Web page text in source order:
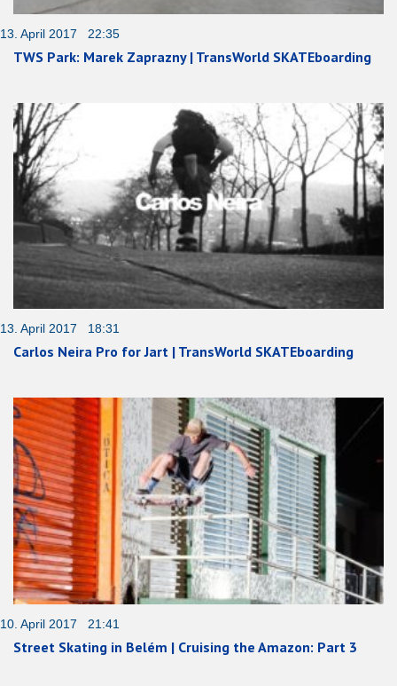
13. April 2017 22:35
TWS Park: Marek Zaprazny | TransWorld SKATEboarding
13. April 2017 18:31
Carlos Neira Pro for Jart | TransWorld SKATEboarding
10. April 2017 21:41
Street Skating in Belém | Cruising the Amazon: Part 3